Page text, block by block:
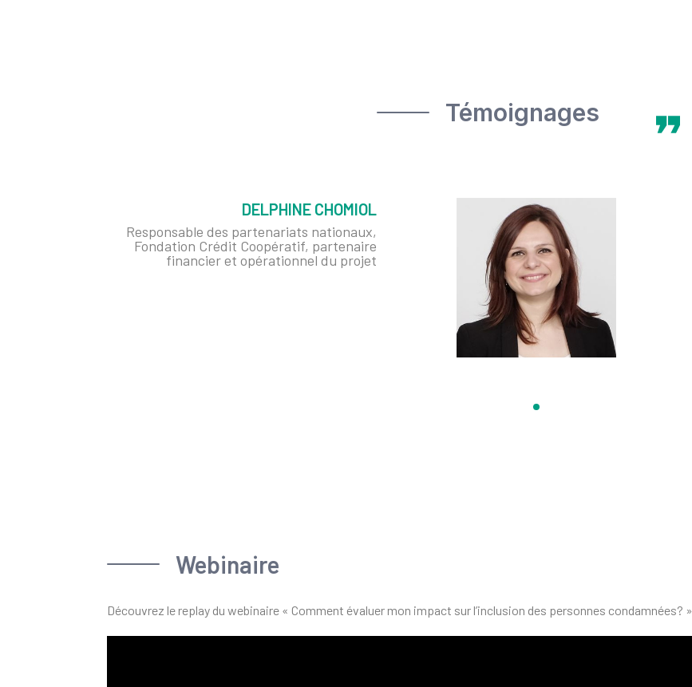
Témoignages
DELPHINE CHOMIOL
Responsable des partenariats nationaux,
Fondation Crédit Coopératif, partenaire
financier et opérationnel du projet
Webinaire
Découvrez le replay du webinaire « Comment évaluer mon impact sur l’inclusion des personnes condamnées? »